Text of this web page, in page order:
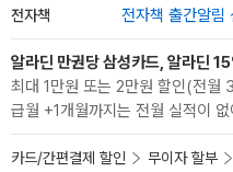
전자책 전자책 출간알림
알라딘 만권당 삼성카드, 알라딘
최대 1만원 또는 2만원 할인(전
급월 +1개월까지는 전월 실적이
카드/간편결제 할인 무이자 할부